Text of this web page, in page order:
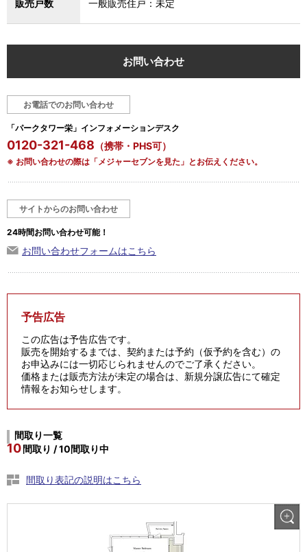
販売戸数 一般販売住戸：未定
お問い合わせ
お電話でのお問い合わせ
「パークタワー栄」インフォメーションデスク
0120-321-468 （携帯・PHS可）
※ お問い合わせの際は「メジャーセブンを見た」とお伝えください。
サイトからのお問い合わせ
24時間お問い合わせ可能！
お問い合わせフォームはこちら
予告広告
この広告は予告広告です。
販売を開始するまでは、契約または予約（仮予約を含む）の
お申込みには一切応じられませんのでご了承ください。
価格または販売方法が未定の場合は、新規分譲広告にて確定
情報をお知らせします。
間取り一覧
10間取り / 10間取り中
間取り表記の説明はこちら